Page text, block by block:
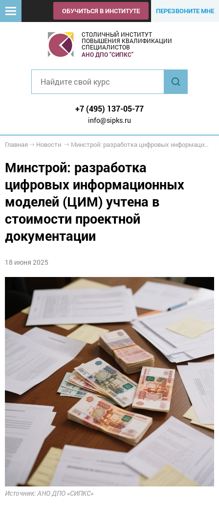
ОБУЧИТЬСЯ В ИНСТИТУТЕ ПЕРЕЗВОНИТЕ МНЕ
СТОЛИЧНЫЙ ИНСТИТУТ
ПОВЫШЕНИЯ КВАЛИФИКАЦИИ
СПЕЦИАЛИСТОВ
АНО ДПО "СИПКС"
+7 (495) 137-05-77
info@sipks.ru
Главная Новости Минстрой: разработка цифровых информационных моделей (ЦИМ) учтена в стоимости проектной документации
Минстрой: разработка
цифровых информационных
моделей (ЦИМ) учтена в
стоимости проектной
документации
18 июня 2025
Источник: АНО ДПО «СИПКС»